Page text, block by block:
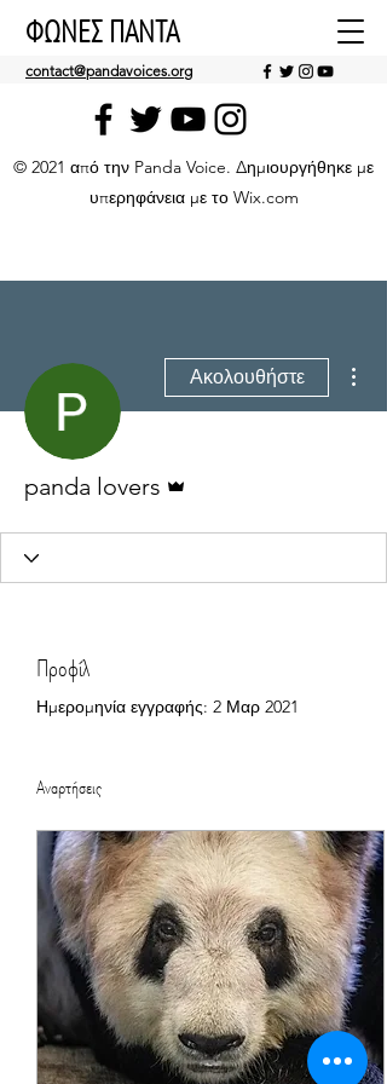
ΦΩΝΕΣ ΠΑΝΤΑ
contact@pandavoices.org
© 2021 από την Panda Voice. Δημιουργήθηκε με
υπερηφάνεια με το Wix.com
Ακολουθήστε
panda lovers
Προφίλ
Ημερομηνία εγγραφής: 2 Μαρ 2021
Αναρτήσεις